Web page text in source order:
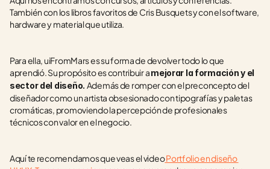
También con los libros favoritos de Cris Busquets y con el software,
hardware y material que utiliza.
Para ella, uiFromMars es su forma de devolver todo lo que
aprendió. Su propósito es contribuir a mejorar la formación y el
sector del diseño. Además de romper con el preconcepto del
diseñador como un artista obsesionado con tipografías y paletas
cromáticas, promoviendo la percepción de profesionales
técnicos con valor en el negocio.
Aquí te recomendamos que veas el video Portfolio en diseño